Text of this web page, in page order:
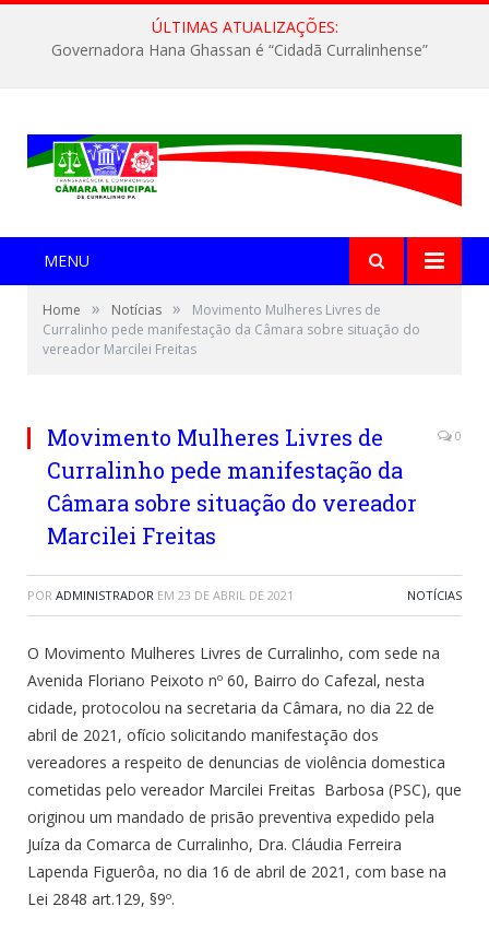
ÚLTIMAS ATUALIZAÇÕES:
Governadora Hana Ghassan é “Cidadã Curralinhense”
MENU
Home » Notícias »
Movimento Mulheres Livres de
Curralinho pede manifestação da Câmara sobre situação do
vereador Marcilei Freitas
Movimento Mulheres Livres de
Curralinho pede manifestação da
Câmara sobre situação do vereador
Marcilei Freitas
0
POR ADMINISTRADOR EM 23 DE ABRIL DE 2021 NOTÍCIAS
O Movimento Mulheres Livres de Curralinho, com sede na
Avenida Floriano Peixoto nº 60, Bairro do Cafezal, nesta
cidade, protocolou na secretaria da Câmara, no dia 22 de
abril de 2021, ofício solicitando manifestação dos
vereadores a respeito de denuncias de violência domestica
cometidas pelo vereador Marcilei Freitas Barbosa (PSC), que
originou um mandado de prisão preventiva expedido pela
Juíza da Comarca de Curralinho, Dra. Cláudia Ferreira
Lapenda Figuerôa, no dia 16 de abril de 2021, com base na
Lei 2848 art.129, §9º.